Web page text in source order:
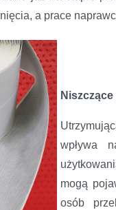
a prace
wpływa
mogą
osób